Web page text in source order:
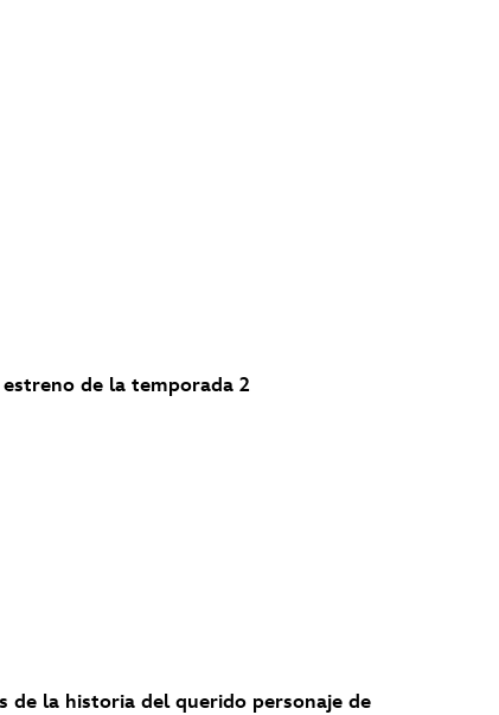
de la temporada 2
de la historia del querido personaje de